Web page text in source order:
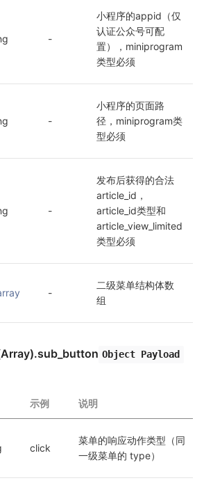
-
小程序的appid（仅
认证公众号可配
置），miniprogram
类型必须
-
小程序的页面路
径，miniprogram类
型必须
-
发布后获得的合法
article_id，
article_id类型和
article_view_limited
类型必须
-
二级菜单结构体数
组
Object Payload
示例 说明
click
菜单的响应动作类型（同
一级菜单的 type）